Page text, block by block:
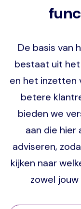
De basis van
bestaat uit
en het inzetten
betere
bieden we
aan die hier
adviseren,
kijken naar
zowel